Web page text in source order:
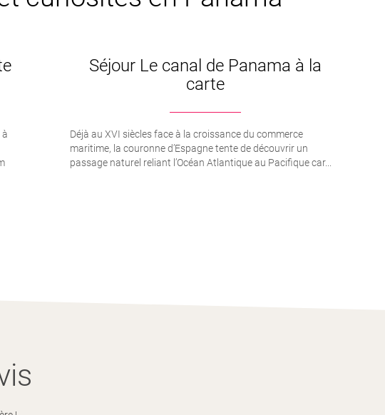
à
Séjour Le canal de Panama à la
carte
Déjà au XVI siècles face à la croissance du commerce
maritime, la couronne d’Espagne tente de découvrir un
passage naturel reliant l’Océan Atlantique au Pacifique car...